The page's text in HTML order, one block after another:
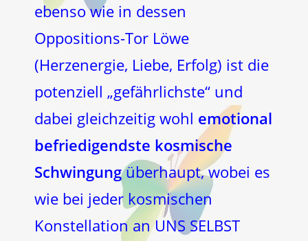
ebenso wie in dessen
Oppositions-Tor Löwe
(Herzenergie, Liebe, Erfolg) ist die
potenziell „gefährlichste“ und
dabei gleichzeitig wohl emotional
befriedigendste kosmische
Schwingungüberhaupt, wobei es
wie bei jeder kosmischen
Konstellation an UNS SELBST